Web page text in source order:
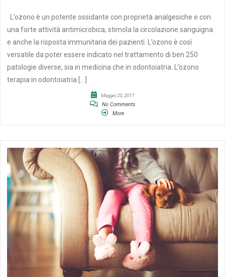
L’ozono è un potente ossidante con proprietà analgesiche e con
una forte attività antimicrobica, stimola la circolazione sanguigna
e anche la risposta immunitaria dei pazienti. L’ozono è così
versatile da poter essere indicato nel trattamento di ben 250
patologie diverse, sia in medicina che in odontoiatria. L’ozono
terapia in odontoiatria […]
Maggio 25, 2017
No Comments
More